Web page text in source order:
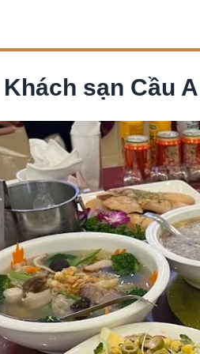
Khách sạn Cầu